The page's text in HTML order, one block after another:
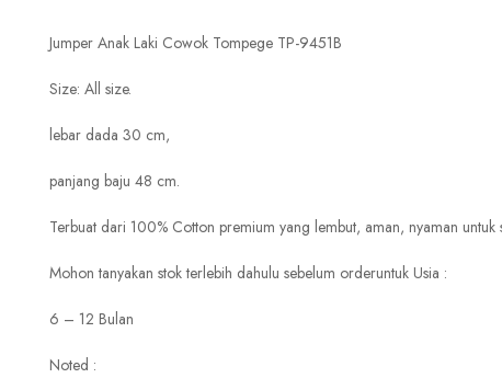
Jumper Anak Laki Cowok Tompege TP-9451B
Size: All size.
lebar dada 30 cm,
panjang baju 48 cm.
Terbuat dari 100% Cotton premium yang lembut, aman, nyaman
Mohon tanyakan stok terlebih dahulu sebelum orderuntuk Usia :
6 – 12 Bulan
Noted :